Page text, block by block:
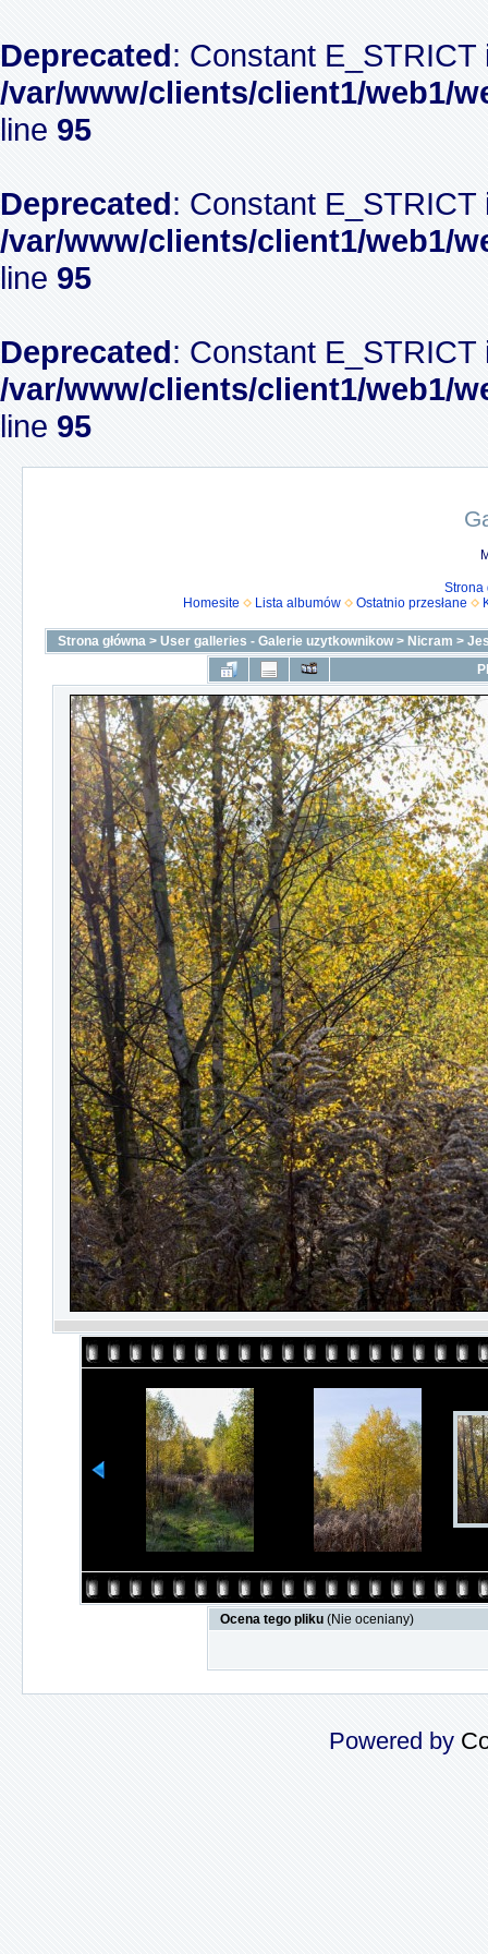
Deprecated: Constant
/var/www/clients/client1/web1/
line 95
Deprecated: Constant
/var/www/clients/client1/web1/
line 95
Deprecated: Constant
/var/www/clients/client1/web1/
line 95
Strona
Homesite
Lista albumów Ostatnio przesłane
Strona główna > User galleries - Galerie uzytkownikow> Nicram >
Ocena tego pliku (Nie oceniany)
Powered by